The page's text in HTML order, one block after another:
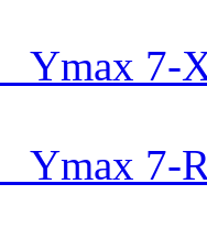
7-
7-